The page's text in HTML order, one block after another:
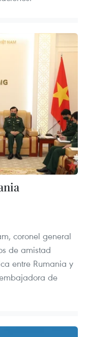
coronel general
de amistad
entre Rumania y
de